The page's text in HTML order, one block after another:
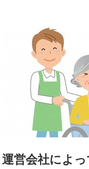
運営会社によ